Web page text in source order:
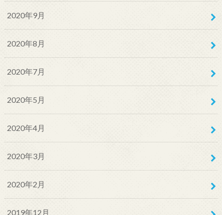
2020年9月
2020年8月
2020年7月
2020年5月
2020年4月
2020年3月
2020年2月
2019年12月